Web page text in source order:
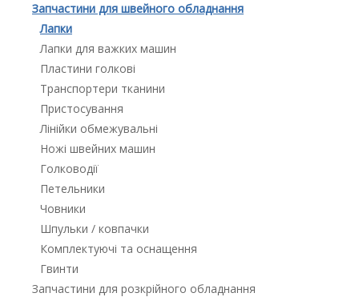
Запчастини для швейного обладнання
Лапки
Лапки для важких машин
Пластини голкові
Транспортери тканини
Пристосування
Лінійки обмежувальні
Ножі швейних машин
Голководії
Петельники
Човники
Шпульки / ковпачки
Комплектуючі та оснащення
Гвинти
Запчастини для розкрійного обладнання